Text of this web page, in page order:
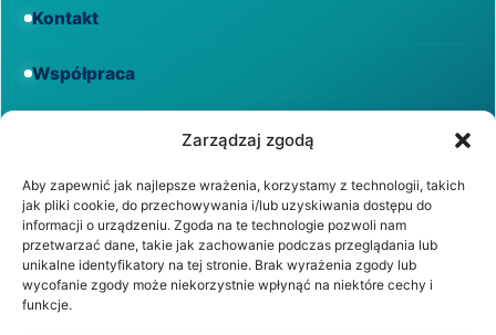
Zarządzaj zgodą
Aby zapewnić jak najlepsze wrażenia, korzystamy z technologii, takich
jak pliki cookie, do przechowywania i/lub uzyskiwania dostępu do
informacji o urządzeniu. Zgoda na te technologie pozwoli nam
przetwarzać dane, takie jak zachowanie podczas przeglądania lub
unikalne identyfikatory na tej stronie. Brak wyrażenia zgody lub
wycofanie zgody może niekorzystnie wpłynąć na niektóre cechy i
funkcje.
Kontakt
Współpraca
Regulamin
Polityka prywatności